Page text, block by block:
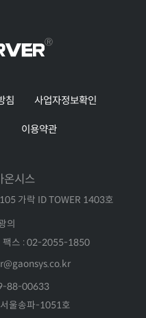
침 사업자정보확인
이용약관
온시스
가락 ID TOWER 1403호
의
팩스 : 02-2055-1850
88-00633
울송파-1051호